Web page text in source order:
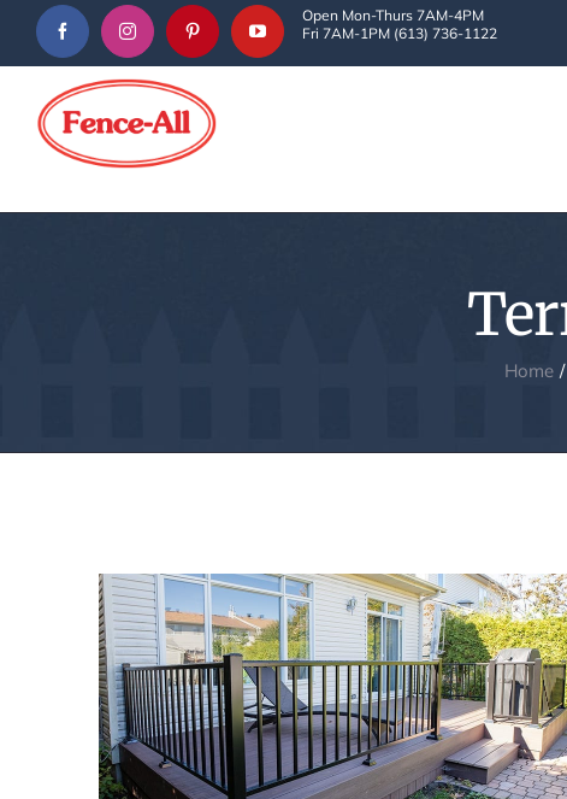
Skip
content
Open Mon-Thurs 7AM-4PM
Fri 7AM-1PM (613) 736-1122
Home